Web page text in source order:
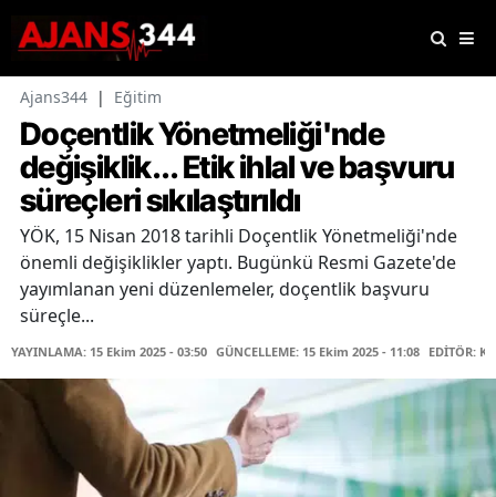
Ajans344 | Eğitim
Doçentlik Yönetmeliği'nde
değişiklik... Etik ihlal ve başvuru
süreçleri sıkılaştırıldı
YÖK, 15 Nisan 2018 tarihli Doçentlik Yönetmeliği'nde
önemli değişiklikler yaptı. Bugünkü Resmi Gazete'de
yayımlanan yeni düzenlemeler, doçentlik başvuru
süreçle...
YAYINLAMA: 15 Ekim 2025 - 03:50 GÜNCELLEME: 15 Ekim 2025 - 11:08 EDİTÖR: